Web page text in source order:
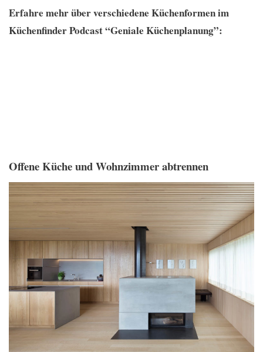
Erfahre mehr über verschiedene Küchenformen im
Küchenfinder Podcast “Geniale Küchenplanung”:
Offene Küche und Wohnzimmer abtrennen